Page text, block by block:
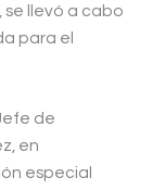
se llevó a cabo
para el
de
en
especial